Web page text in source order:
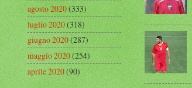
agosto 2020(333)
luglio 2020(318)
giugno 2020(287)
maggio 2020(254)
aprile 2020(90)